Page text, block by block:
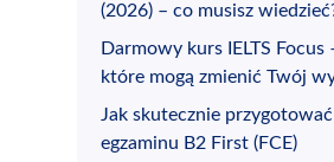
(2026) – co musisz
Darmowy kurs IELTS Focus
które mogą zmienić Twój
Jak skutecznie
egzaminu B2 First (FCE)